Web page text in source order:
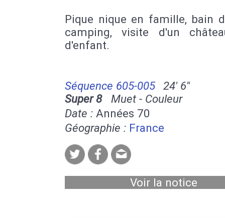
Pique nique en famille, bain
camping, visite d'un
d'enfant.
Séquence 605-005
24' 6''
Super 8Muet - Couleur
Date : Années 70
Géographie : France
Voir la notice